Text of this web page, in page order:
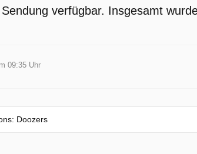
verfügbar. Insgesamt
09:35 Uhr
Doozers